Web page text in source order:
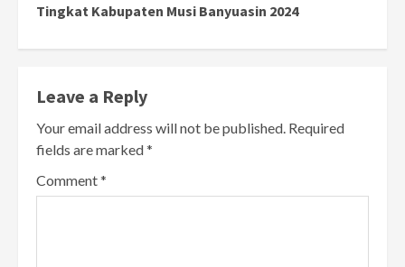
Tingkat Kabupaten Musi Banyuasin 2024
Leave a Reply
Your email address will not be published. Required
fields are marked*
Comment*